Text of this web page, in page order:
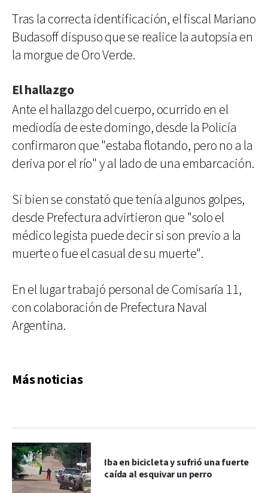
Tras la correcta identificación, el fiscal Mariano
Budasoff dispuso que se realice la autopsia en
la morgue de Oro Verde.
El hallazgo
Ante el hallazgo del cuerpo, ocurrido en el
mediodía de este domingo, desde la Policía
confirmaron que "estaba flotando, pero no a la
deriva por el río" y al lado de una embarcación.
Si bien se constató que tenía algunos golpes,
desde Prefectura advirtieron que "solo el
médico legista puede decir si son previo a la
muerte o fue el casual de su muerte".
En el lugar trabajó personal de Comisaría 11,
con colaboración de Prefectura Naval
Argentina.
Más noticias
Iba en bicicleta y sufrió una fuerte
caída al esquivar un perro